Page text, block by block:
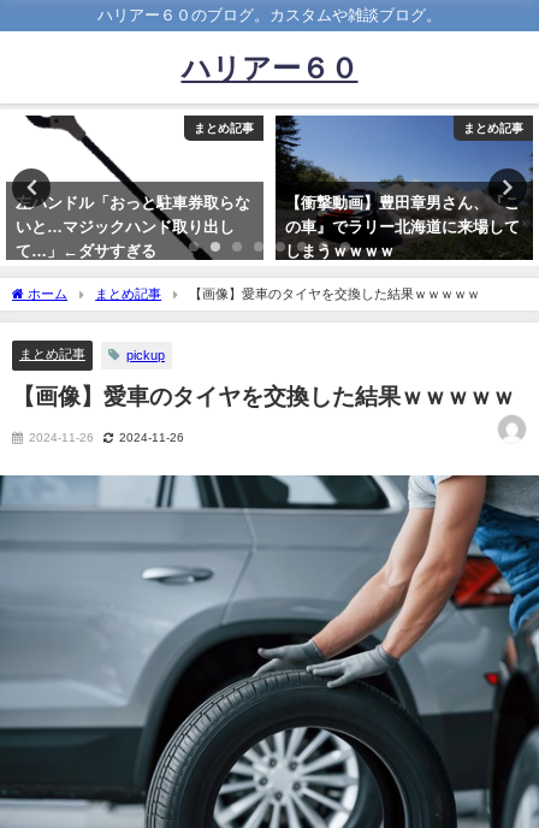
ハリアー６０のブログ。カスタムや雑談ブログ。
ハリアー６０
な
まとめ記事
【衝撃動画】豊田章男さん、『こ
の車』でラリー北海道に来場して
しまうｗｗｗｗ
まとめ
「ヒヤリ！」じゃすまない！
すぎる「歩行者の乱横断」
2023-07-24
ホーム まとめ記事 【画像】愛車のタイヤを交換した結果ｗｗｗｗｗ
まとめ記事 pickup
【画像】愛車のタイヤを交換した結果ｗｗｗｗｗ
2024-11-26 2024-11-26